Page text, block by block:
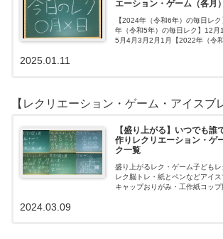
エーション・ゲーム（各月
【2024年（令和6年）の毎日レ
年（令和5年）の毎日レク】12月
5月4月3月2月1月【2022年（令
2025.01.11
【レクリエーション・ゲーム・アイスブ
【盛り上がる】いつでも誰
作りレクリエーション・ゲ
ク一覧
盛り上がるレク・ゲーム子ども
レク脳トレ・紙とペンなどアイ
キャップおりがみ・工作紙コップ
ロおはじき体操スライム脳トレ
2024.03.09